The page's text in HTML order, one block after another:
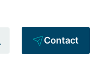
Contact